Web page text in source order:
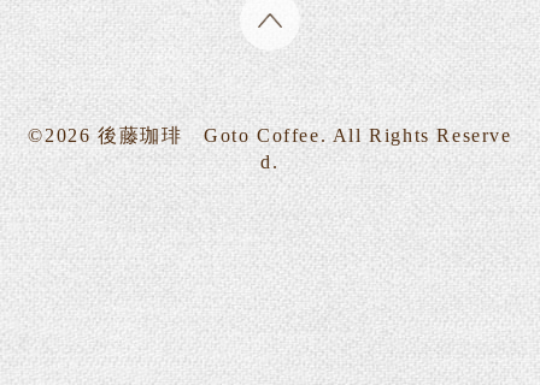
©2026 後藤珈琲 Goto Coffee. All Rights Reserve
d.